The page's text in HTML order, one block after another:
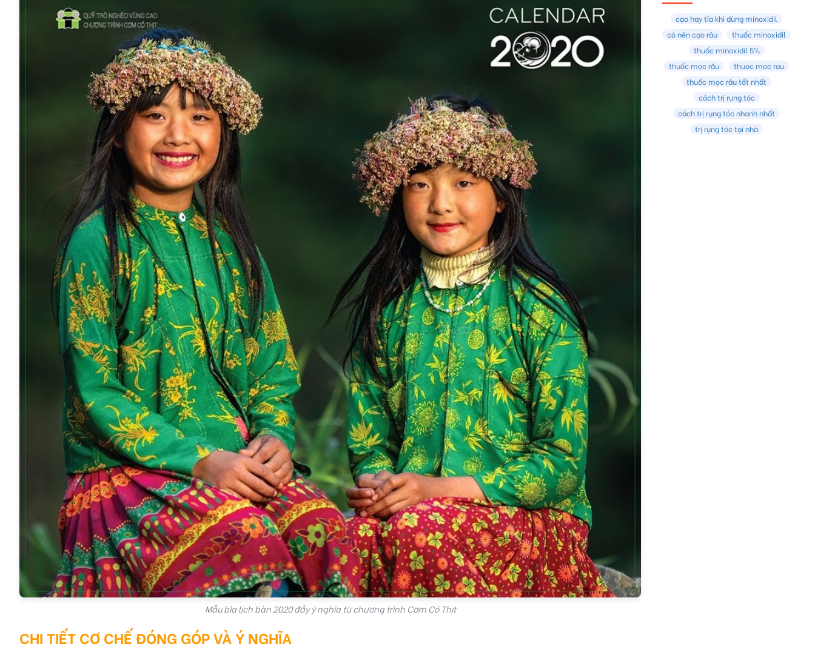
Mẫu bìa lịch bàn 2020 đầy ý nghĩa từ chương trình Cơm Có Thịt
CHI TIẾT CƠ CHẾ ĐÓNG GÓP VÀ Ý NGHĨA
cạo hay tỉa khi dùng minoxidil
có nên cạo râu
thuốc minoxidil
thuốc minoxidil 5%
thuốc mọc râu
thuoc moc rau
thuốc mọc râu tốt nhất
cách trị rụng tóc
cách trị rụng tóc nhanh nhất
trị rụng tóc tại nhà